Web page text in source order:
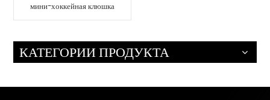
мини-хоккейная клюшка
КАТЕГОРИИ ПРОДУКТА